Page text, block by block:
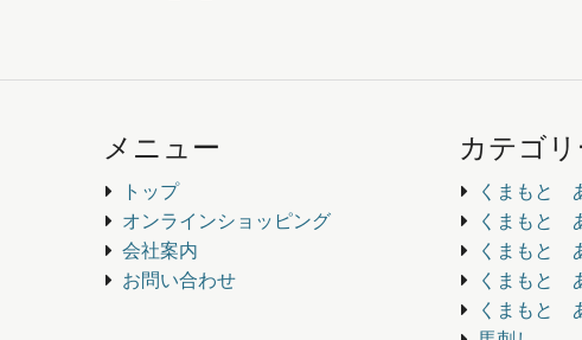
メニュー
トップ
オンラインショッピング
会社案内
お問い合わせ
カテゴリ
くまもと
くまもと
くまもと
くまもと
くまもと